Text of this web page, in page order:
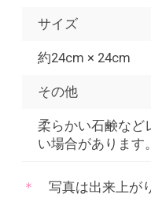
サイズ
約24cm × 24cm
その他
柔らかい石鹸など
い場合があります。
写真は出来上が